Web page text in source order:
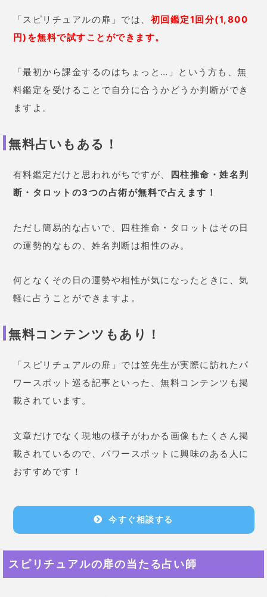
「スピリチュアルの扉」では、 初回鑑定1回分(1,800
円) を無料で試すことができます。
「最初から課金するのはちょっと…」という方も、無
料鑑定を受けることで自分に合うかどうか判断ができ
ますよ。
無料占いもある！
有料鑑定だけと思われがちですが、 四柱推命・姓名判
断・タロットの3つの占術が無料で占えます！
ただし簡易的な占いで、四柱推命・タロットはその日
の運勢的なもの、姓名判断は相性のみ。
何となくその日の運勢や相性が気になったときに、気
軽に占うことができますよ。
無料コンテンツもあり！
「スピリチュアルの扉」では笠先生が実際に訪れたパ
ワースポット巡る記事といった、無料コンテンツも掲
載されています。
文章だけでなく現地の様子がわかる画像もたくさん掲
載されているので、パワースポットに興味のある人に
おすすめです！
今すぐ相談する
スピリチュアルの扉の当たる占い師